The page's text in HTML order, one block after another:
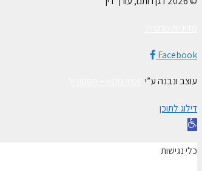
Facebook
עוצב ונבנה ע”י
דילוג לתוכן
פתח
נגישות
כלי נגישות